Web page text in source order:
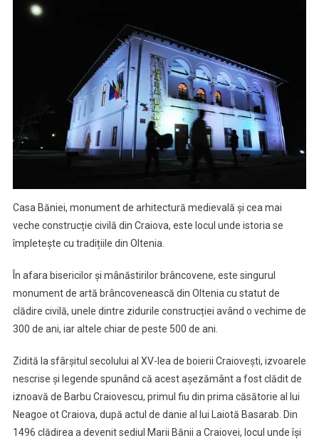
Locul
Unde
Istoria
Se
Împletește
Cu
Tradițiile
Casa Băniei, monument de arhitectură medievală și cea mai
veche construcție civilă din Craiova, este locul unde istoria se
împletește cu tradițiile din Oltenia.
În afara bisericilor și mânăstirilor brâncovene, este singurul
monument de artă brâncovenească din Oltenia cu statut de
clădire civilă, unele dintre zidurile construcției având o vechime de
300 de ani, iar altele chiar de peste 500 de ani.
Zidită la sfârșitul secolului al XV-lea de boierii Craiovești, izvoarele
nescrise și legende spunând că acest așezământ a fost clădit de
iznoavă de Barbu Craiovescu, primul fiu din prima căsătorie al lui
Neagoe ot Craiova, după actul de danie al lui Laiotă Basarab. Din
1496 clădirea a devenit sediul Marii Bănii a Craiovei, locul unde își